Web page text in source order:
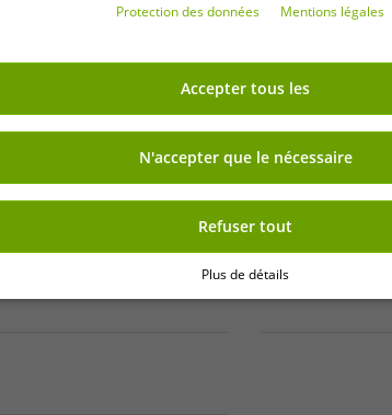
-85%
Protection des données Mentions légales
Accepter tous les
N'accepter que le nécessaire
Refuser tout
Plus de détails